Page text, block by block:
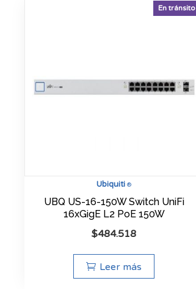
Ubiquiti ®
En tránsito
UBQ US-16-150W Switch UniFi
16xGigE L2 PoE 150W
$484.518
Leer más